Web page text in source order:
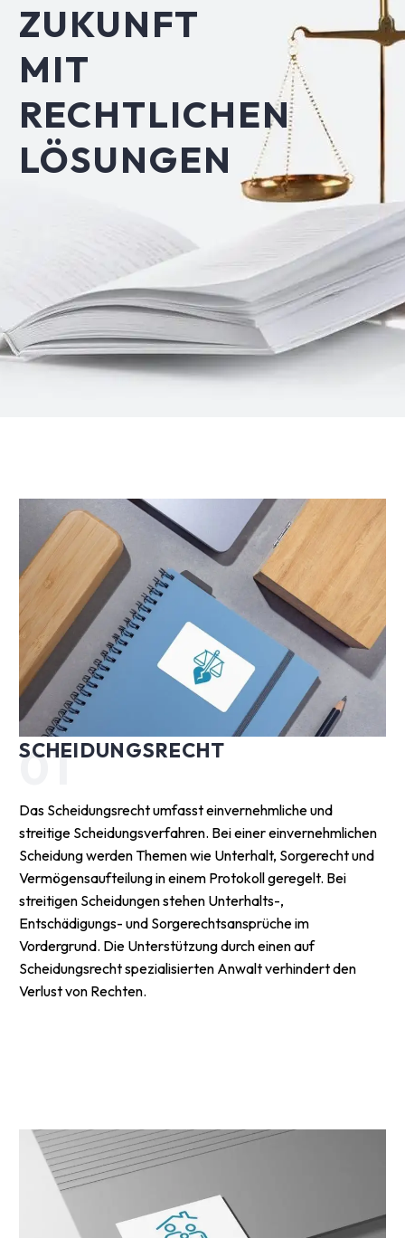
ZUKUNFT
MIT
RECHTLICHEN
LÖSUNGEN
01
SCHEIDUNGSRECHT
Das Scheidungsrecht umfasst einvernehmliche und
streitige Scheidungsverfahren. Bei einer einvernehmlichen
Scheidung werden Themen wie Unterhalt, Sorgerecht und
Vermögensaufteilung in einem Protokoll geregelt. Bei
streitigen Scheidungen stehen Unterhalts-,
Entschädigungs- und Sorgerechtsansprüche im
Vordergrund. Die Unterstützung durch einen auf
Scheidungsrecht spezialisierten Anwalt verhindert den
Verlust von Rechten.